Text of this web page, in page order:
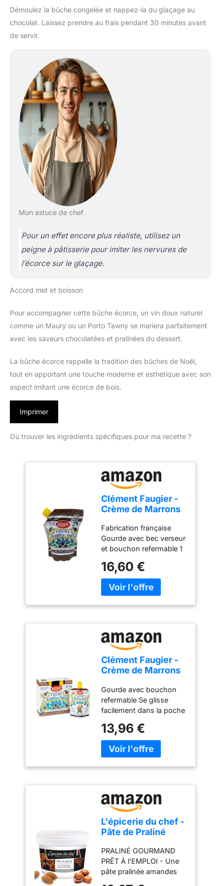
Démoulez la bûche congelée et nappez-la du glaçage au
chocolat. Laissez prendre au frais pendant 30 minutes avant
de servir.
Mon astuce de chef
Pour un effet encore plus réaliste, utilisez un
peigne à pâtisserie pour imiter les nervures de
l’écorce sur le glaçage.
Accord met et boisson
Pour accompagner cette bûche écorce, un vin doux naturel
comme un Maury ou un Porto Tawny se mariera parfaitement
avec les saveurs chocolatées et pralinées du dessert.
La bûche écorce rappelle la tradition des bûches de Noël,
tout en apportant une touche moderne et esthétique avec son
aspect imitant une écorce de bois.
Imprimer
Où trouver les ingrédients spécifiques pour ma recette ?
Clément Faugier -
Crème de Marrons
Gourde - 1Kg
Fabrication française
Gourde avec bec verseur
et bouchon refermable 1
16,60 €
Clément Faugier -
Crème de Marrons
4 gourdes 85g
Gourde avec bouchon
refermable Se glisse
facilement dans la poche
creux Fabrication
française
13,96 €
L'épicerie du chef -
Pâte de Praliné
200 g
PRALINÉ GOURMAND
PRÊT À l’EMPLOI - Une
pâte pralinée amandes